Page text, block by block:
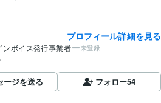
プロフィール詳細を見る
ンボイス発行事業者 未登録
ージを送る フォロー54